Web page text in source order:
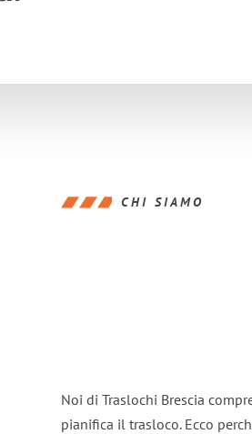
CHI SIAMO
Noi di Traslochi Brescia
pianifica il trasloco. Ecco